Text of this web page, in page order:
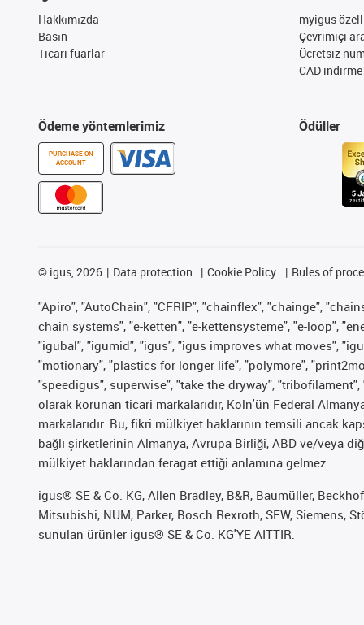
Hakkımızda
Basın
Ticari fuarlar
Ödeme yöntemlerimiz
PURCHASE ON
ACCOUNT
myigus
Çevrimiçi
Ücretsiz
CAD
Ödüller
© igus, 2026 Data protection Cookie Policy Rules of
"Apiro", "AutoChain", "CFRIP", "chainflex", "chainge",
chain systems", "e-ketten", "e-kettensysteme", "e-loop",
"igubal", "igumid", "igus", "igus improves what moves",
"motionary", "plastics for longer life", "polymore",
"speedigus", superwise", "take the dryway",
olarak korunan ticari markalarıdır, Köln'ün Federal
markalarıdır. Bu, fikri mülkiyet haklarının temsili ancak
bağlı şirketlerinin Almanya, Avrupa Birliği, ABD ve/veya
mülkiyet haklarından feragat ettiği anlamına gelmez.
igus® SE & Co. KG, Allen Bradley, B&R, Baumüller,
Mitsubishi, NUM, Parker, Bosch Rexroth, SEW, Siemens,
sunulan ürünler igus® SE & Co. KG'YE AITTIR.